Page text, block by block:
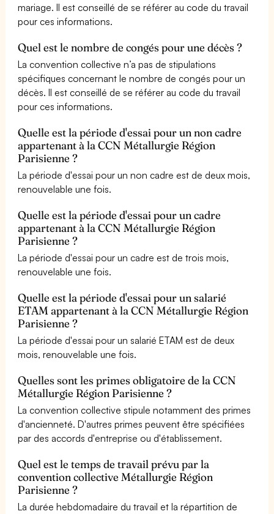
mariage. Il est conseillé de se référer au code du travail
pour ces informations.
Quel est le nombre de congés pour une décès ?
La convention collective n’a pas de stipulations
spécifiques concernant le nombre de congés pour un
décès. Il est conseillé de se référer au code du travail
pour ces informations.
Quelle est la période d'essai pour un non cadre
appartenant à la CCN Métallurgie Région
Parisienne ?
La période d'essai pour un non cadre est de deux mois,
renouvelable une fois.
Quelle est la période d'essai pour un cadre
appartenant à la CCN Métallurgie Région
Parisienne ?
La période d'essai pour un cadre est de trois mois,
renouvelable une fois.
Quelle est la période d'essai pour un salarié
ETAM appartenant à la CCN Métallurgie Région
Parisienne ?
La période d'essai pour un salarié ETAM est de deux
mois, renouvelable une fois.
Quelles sont les primes obligatoire de la CCN
Métallurgie Région Parisienne ?
La convention collective stipule notamment des primes
d'ancienneté. D'autres primes peuvent être spécifiées
par des accords d'entreprise ou d'établissement.
Quel est le temps de travail prévu par la
convention collective Métallurgie Région
Parisienne ?
La durée hebdomadaire du travail et la répartition de